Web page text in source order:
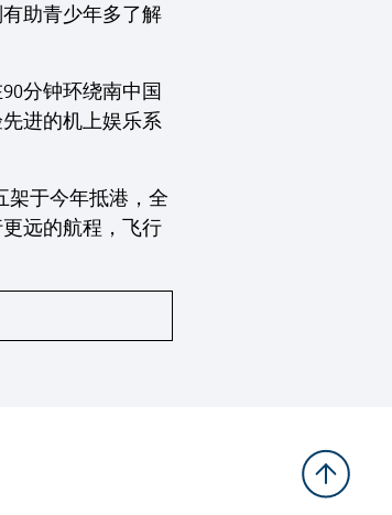
助青少年多了解
分钟环绕南中国
进的机上娱乐系
架于今年抵港，全
远的航程，飞行